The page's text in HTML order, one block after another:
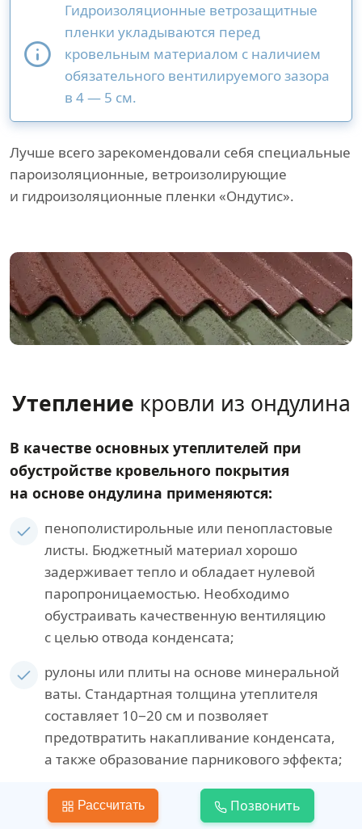
Гидроизоляционные ветрозащитные
пленки укладываются перед
кровельным материалом с наличием
обязательного вентилируемого зазора
в 4 — 5 см.
Лучше всего зарекомендовали себя специальные
пароизоляционные, ветроизолирующие
и гидроизоляционные пленки «Ондутис».
Утепление кровли из ондулина
В качестве основных утеплителей при
обустройстве кровельного покрытия
на основе ондулина применяются:
пенополистирольные или пенопластовые
листы. Бюджетный материал хорошо
задерживает тепло и обладает нулевой
паропроницаемостью. Необходимо
обустраивать качественную вентиляцию
с целью отвода конденсата;
рулоны или плиты на основе минеральной
ваты. Стандартная толщина утеплителя
составляет 10−20 см и позволяет
предотвратить накапливание конденсата,
а также образование парникового эффекта;
теплоизоляторы, представленные
минерало-ватным волокном и пеноизолом,
Рассчитать Позвонить